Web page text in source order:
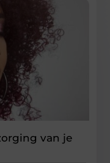
van je